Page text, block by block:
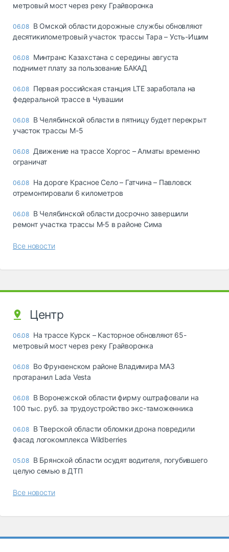
метровый мост через реку Грайворонка
06.08 В Омской области дорожные службы обновляют
десятикилометровый участок трассы Тара – Усть-Ишим
06.08 Минтранс Казахстана с середины августа
поднимет плату за пользование БАКАД
06.08 Первая российская станция LTE заработала на
федеральной трассе в Чувашии
06.08 В Челябинской области в пятницу будет перекрыт
участок трассы М-5
06.08 Движение на трассе Хоргос – Алматы временно
ограничат
06.08 На дороге Красное Село – Гатчина – Павловск
отремонтировали 6 километров
06.08 В Челябинской области досрочно завершили
ремонт участка трассы М‑5 в районе Сима
Все новости
Центр
06.08 На трассе Курск – Касторное обновляют 65-
метровый мост через реку Грайворонка
06.08 Во Фрунзенском районе Владимира МАЗ
протаранил Lada Vesta
06.08 В Воронежской области фирму оштрафовали на
100 тыс. руб. за трудоустройство экс-таможенника
06.08 В Тверской области обломки дрона повредили
фасад логокомплекса Wildberries
05.08 В Брянской области осудят водителя, погубившего
целую семью в ДТП
Все новости